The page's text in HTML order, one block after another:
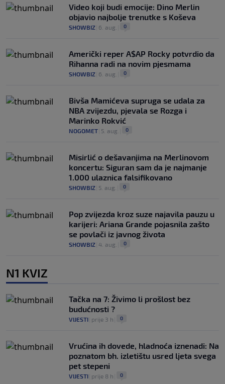
Video koji budi emocije: Dino Merlin
objavio najbolje trenutke s Koševa
SHOWBIZ 6. aug. 0
Američki reper A$AP Rocky potvrdio da
Rihanna radi na novim pjesmama
SHOWBIZ 6. aug. 0
Bivša Mamićeva supruga se udala za
NBA zvijezdu, pjevala se Rozga i
Marinko Rokvić
NOGOMET 5. aug. 0
Misirlić o dešavanjima na Merlinovom
koncertu: Siguran sam da je najmanje
1.000 ulaznica falsifikovano
SHOWBIZ 5. aug. 0
Pop zvijezda kroz suze najavila pauzu u
karijeri: Ariana Grande pojasnila zašto
se povlači iz javnog života
SHOWBIZ 4. aug. 0
N1 KVIZ
Tačka na 7: Živimo li prošlost bez
budućnosti ?
VIJESTI prije 3 h 0
Vrućina ih dovede, hladnoća iznenadi: Na
poznatom bh. izletištu usred ljeta svega
pet stepeni
VIJESTI prije 8 h 0